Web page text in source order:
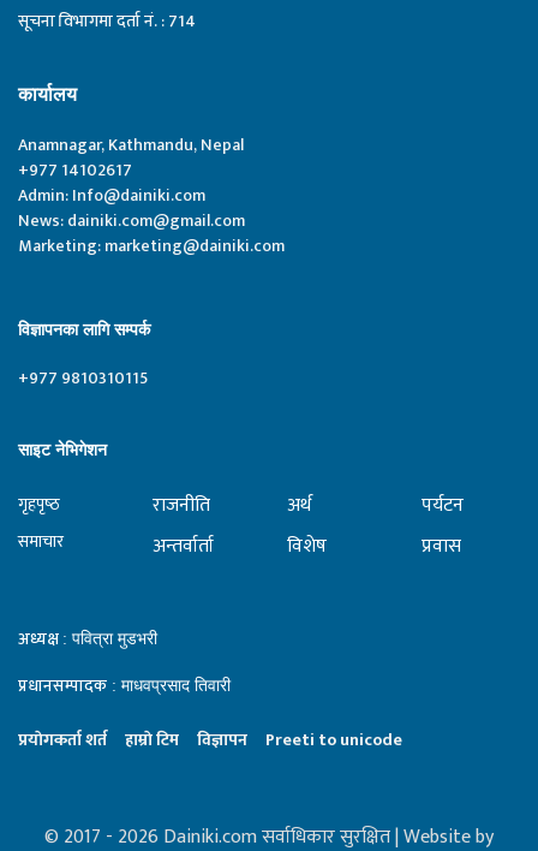
सूचना विभागमा दर्ता नं. : 714
कार्यालय
Anamnagar, Kathmandu, Nepal
+977 14102617
Admin:Info@dainiki.com
News:dainiki.com@gmail.com
Marketing:marketing@dainiki.com
विज्ञापनका लागि सम्पर्क
+977 9810310115
साइट नेभिगेशन
गृहपृष्‍ठ
समाचार
राजनीति
अन्तर्वार्ता
अर्थ
विशेष
पर्यटन
प्रवास
अध्यक्ष : पवित्रा मुडभरी
प्रधानसम्पादक : माधवप्रसाद तिवारी
प्रयाेगकर्ता शर्त हाम्राे टिम विज्ञापन Preeti to unicode
© 2017 - 2026 Dainiki.com सर्वाधिकार सुरक्षित | Website by